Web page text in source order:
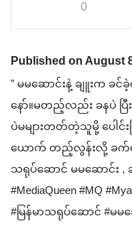
0
Published on August
” မမဆောင်းနဲ့ ချူးက ခင်ခဲ့
နော်။မတည့်လည်း ခနပဲ ပြီး
ပဲမများတတ်တဲ့သူမို့ ပေါင်
ယောက် တည့်လွန်းလို့ ခက်န
သရုပ်ဆောင် မမဆောင်း ,
#MediaQueen #MQ
#မြန်မာသရုပ်ဆောင် #မမဆ